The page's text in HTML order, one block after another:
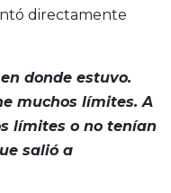
directamente
donde estuvo.
muchos límites. A
límites o no tenían
salió a